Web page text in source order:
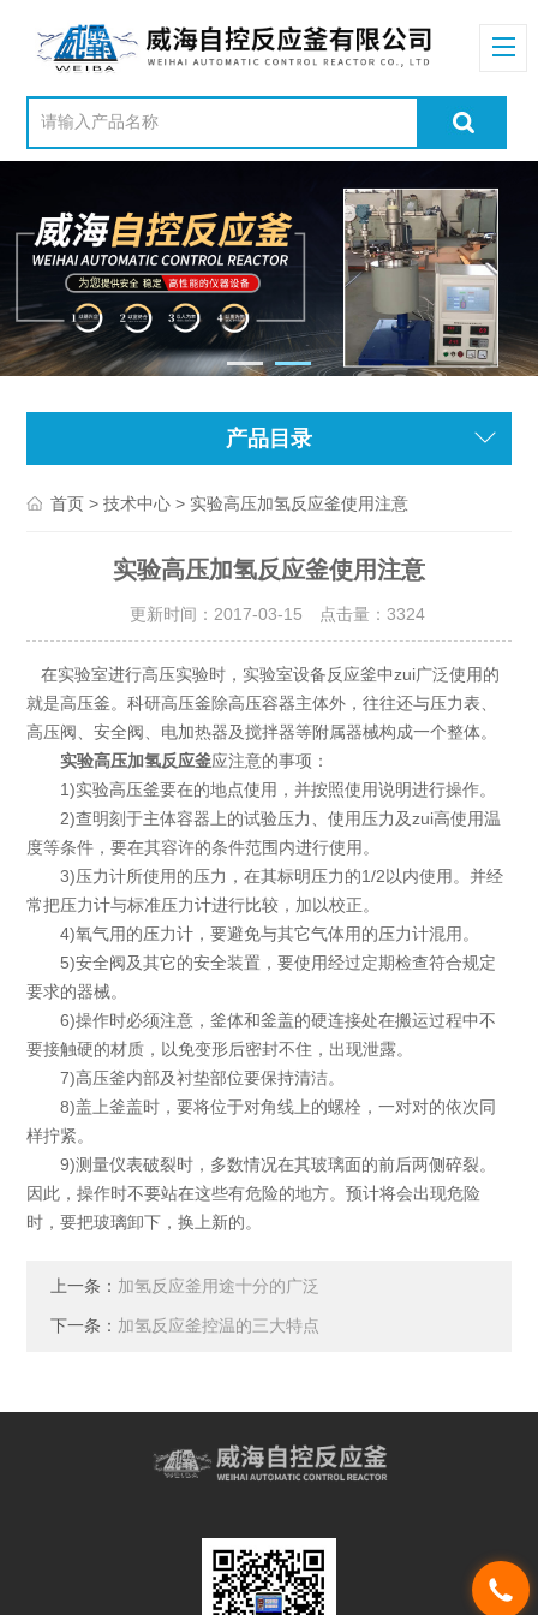
产品目录
首页 >技术中心 > 实验高压加氢反应釜使用注意
实验高压加氢反应釜使用注意
更新时间：2017-03-15 点击量： 3324
在实验室进行高压实验时，实验室设备反应釜中zui广泛使用的
就是高压釜。科研高压釜除高压容器主体外，往往还与压力表、
高压阀、安全阀、电加热器及搅拌器等附属器械构成一个整体。
实验高压加氢反应釜应注意的事项：
1)实验高压釜要在的地点使用，并按照使用说明进行操作。
2)查明刻于主体容器上的试验压力、使用压力及zui高使用温
度等条件，要在其容许的条件范围内进行使用。
3)压力计所使用的压力，在其标明压力的1/2以内使用。并经
常把压力计与标准压力计进行比较，加以校正。
4)氧气用的压力计，要避免与其它气体用的压力计混用。
5)安全阀及其它的安全装置，要使用经过定期检查符合规定
要求的器械。
6)操作时必须注意，釜体和釜盖的硬连接处在搬运过程中不
要接触硬的材质，以免变形后密封不住，出现泄露。
7)高压釜内部及衬垫部位要保持清洁。
8)盖上釜盖时，要将位于对角线上的螺栓，一对对的依次同
样拧紧。
9)测量仪表破裂时，多数情况在其玻璃面的前后两侧碎裂。
因此，操作时不要站在这些有危险的地方。预计将会出现危险
时，要把玻璃卸下，换上新的。
上一条： 加氢反应釜用途十分的广泛
下一条： 加氢反应釜控温的三大特点